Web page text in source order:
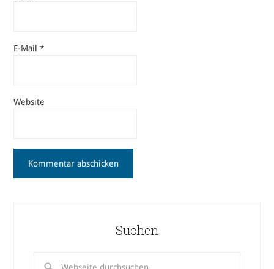
E-Mail*
Website
Suchen